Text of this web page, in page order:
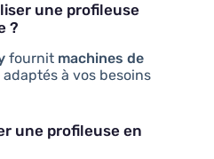
une profileuse
?
fournit machines de
adaptés à vos besoins
une profileuse en